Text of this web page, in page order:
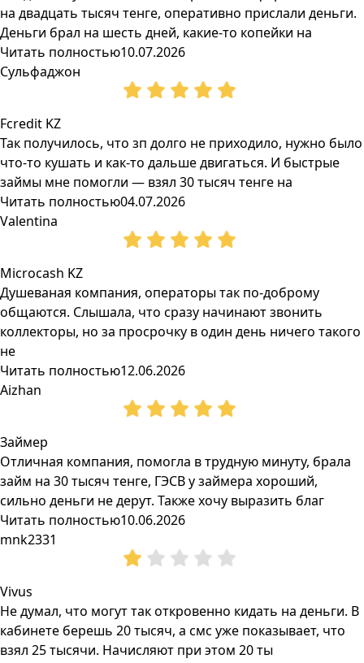
на двадцать тысяч тенге, оперативно прислали деньги.
Деньги брал на шесть дней, какие-то копейки на
Читать полностью10.07.2026
Сульфаджон
Fcredit KZ
Так получилось, что зп долго не приходило, нужно было
что-то кушать и как-то дальше двигаться. И быстрые
займы мне помогли — взял 30 тысяч тенге на
Читать полностью04.07.2026
Valentina
Microcash KZ
Душеваная компания, операторы так по-доброму
общаются. Слышала, что сразу начинают звонить
коллекторы, но за просрочку в один день ничего такого
не
Читать полностью12.06.2026
Aizhan
Займер
Отличная компания, помогла в трудную минуту, брала
займ на 30 тысяч тенге, ГЭСВ у займера хороший,
сильно деньги не дерут. Также хочу выразить благ
Читать полностью10.06.2026
mnk2331
Vivus
Не думал, что могут так откровенно кидать на деньги. В
кабинете берешь 20 тысяч, а смс уже показывает, что
взял 25 тысячи. Начисляют при этом 20 ты